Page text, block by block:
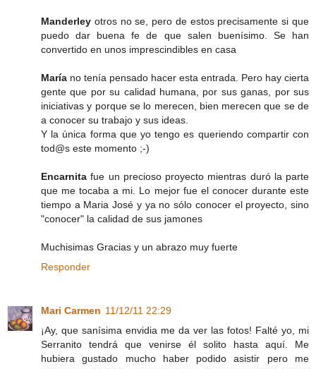
Manderley otros no se, pero de estos precisamente si que
puedo dar buena fe de que salen buenísimo. Se han
convertido en unos imprescindibles en casa
María no tenía pensado hacer esta entrada. Pero hay cierta
gente que por su calidad humana, por sus ganas, por sus
iniciativas y porque se lo merecen, bien merecen que se de
a conocer su trabajo y sus ideas.
Y la única forma que yo tengo es queriendo compartir con
tod@s este momento ;-)
Encarnita fue un precioso proyecto mientras duró la parte
que me tocaba a mi. Lo mejor fue el conocer durante este
tiempo a Maria José y ya no sólo conocer el proyecto, sino
"conocer" la calidad de sus jamones
Muchisimas Gracias y un abrazo muy fuerte
Responder
Mari Carmen 11/12/11 22:29
¡Ay, que sanísima envidia me da ver las fotos! Falté yo, mi
Serranito tendrá que venirse él solito hasta aquí. Me
hubiera gustado mucho haber podido asistir pero me